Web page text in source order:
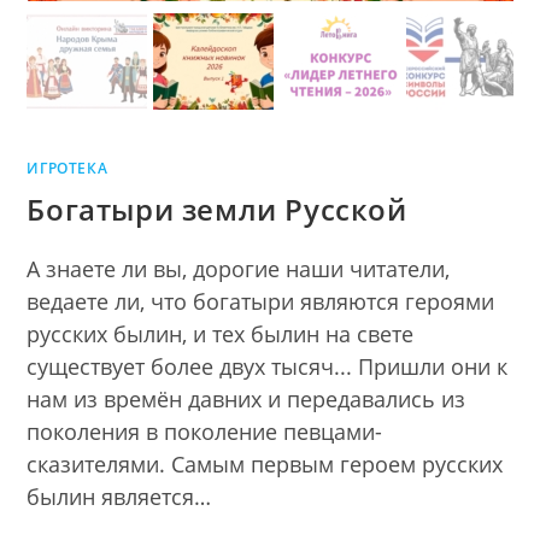
ИГРОТЕКА
Богатыри земли Русской
А знаете ли вы, дорогие наши читатели,
ведаете ли, что богатыри являются героями
русских былин, и тех былин на свете
существует более двух тысяч... Пришли они к
нам из времён давних и передавались из
поколения в поколение певцами-
сказителями. Самым первым героем русских
былин является…